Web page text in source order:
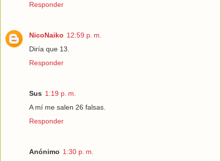
Responder
NicoNaiko 12:59 p. m.
Diría que 13.
Responder
Sus 1:19 p. m.
A mí me salen 26 falsas.
Responder
Anónimo 1:30 p. m.